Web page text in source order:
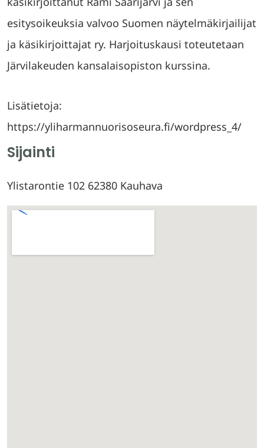
esitysoikeuksia valvoo Suomen näytelmäkirjailijat
ja käsikirjoittajat ry. Harjoituskausi toteutetaan
Järvilakeuden kansalaisopiston kurssina.
Lisätietoja:
https://yliharmannuorisoseura.fi/wordpress_4/
Sijainti
Ylistarontie 102 62380 Kauhava